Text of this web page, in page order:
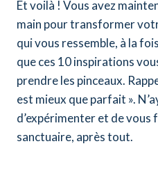
Et voilà ! Vous avez
main pour transformer
qui vous ressemble, à la
que ces 10 inspirations
prendre les pinceaux.
est mieux que parfait ».
d’expérimenter et de vous
sanctuaire, après tout.